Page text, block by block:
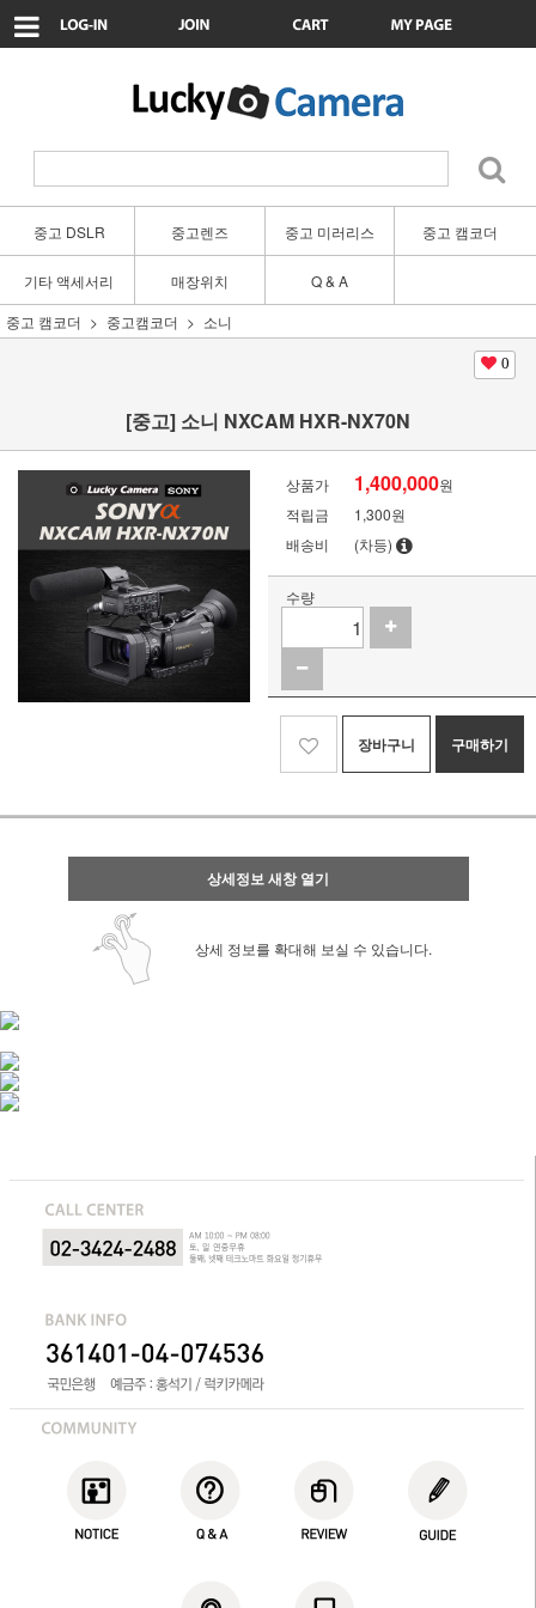
중고 DSLR 중고렌즈 중고 미러리스 중고 캠코더
기타 액세서리 매장위치
Q & A
중고 캠코더
중고캠코더 소니
0
[중고] 소니 NXCAM HXR-NX70N
상품가 1,400,000원
적립금
1,300원
배송비
(차등)
수량
장바구니 구매하기
상세정보 새창 열기
상세 정보를 확대해 보실 수 있습니다.